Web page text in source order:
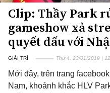
Clip: Thầy Park
gameshow xả
quyết đấu với
GIẢI TRÍ Thứ 4, 23/01/2019 |
Mới đây, trên trang
Nam, khoảnh khắc HLV